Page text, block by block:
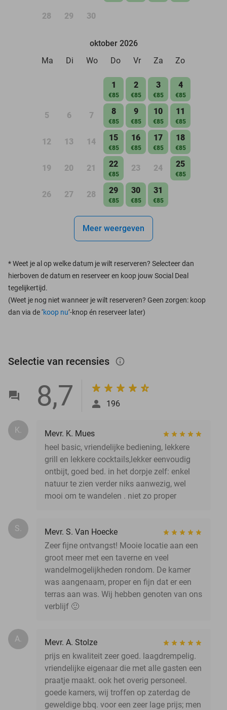
28 29 30
oktober 2026
Ma
Di Wo Do Vr Za Zo
1
€85
2
€85
3
€85
4
€85
5 6 7 8
€85
9
€85
10
€85
11
€85
12 13 14 15
€85
16
€85
17
€85
18
€85
19 20 21 22
€85
23 24 25
€85
26 27 28 29
€85
30
€85
31
€85
Meer weergeven
*Weet je al op welke datum je wilt reserveren? Selecteer dan
hierboven de datum en reserveer en koop jouw Social Deal
tegelijkertijd.
(Weet je nog niet wanneer je wilt reserveren? Geen zorgen: koop
dan via de ‘koop nu’-knop én reserveer later)
Selectie van recensies info_outlined
8,7 196
K.
Mevr. K. Mues
heel basic, vriendelijke bediening, lekkere
grill en lekkere cocktails,lekker eenvoudig
ontbijt, goed bed. in het dorpje zelf: enkel
natuur te zien verder niks aanwezig, wel
mooi om te wandelen . niet zo proper
S.
Mevr. S. Van Hoecke
Zeer fijne ontvangst! Mooie locatie aan een
groot meer met een taverne en veel
wandelmogelijkheden rondom. De kamer
was aangenaam, proper en fijn dat er een
terras aan was. Wij hebben genoten van ons
verblijf 🙂
A.
Mevr. A. Stolze
prijs en kwaliteit zeer goed. laagdrempelig.
vriendelijke eigenaar die met alle gasten een
praatje maakt. ook het overig personeel.
goede kamers, wij troffen op zaterdag de
geweldige bbq. voor een zeer lage prijs; men